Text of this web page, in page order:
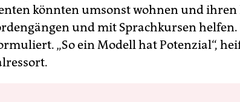
könnten umsonst wohnen und
und mit Sprachkursen
„So ein Modell hat Potenzial“,